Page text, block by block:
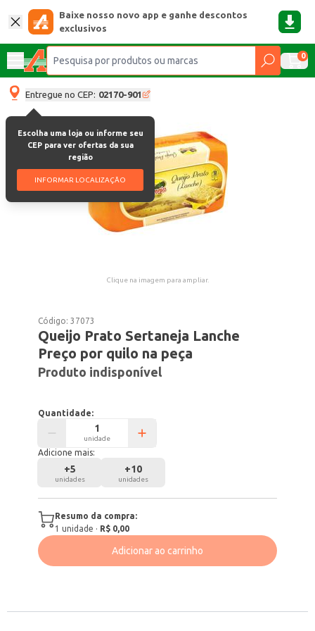
Baixe nosso novo app e ganhe descontos
exclusivos
0
Entregue no CEP: 02170-901
Escolha uma loja ou informe seu
CEP para ver ofertas da sua
região
INFORMAR LOCALIZAÇÃO
Clique na imagem para ampliar.
Código:37073
Queijo Prato Sertaneja Lanche
Preço por quilo na peça
Produto indisponível
Quantidade:
unidade
Adicione mais:
+5
unidades
+10
unidades
Resumo da compra:
1 unidade · R$ 0,00
Adicionar ao carrinho